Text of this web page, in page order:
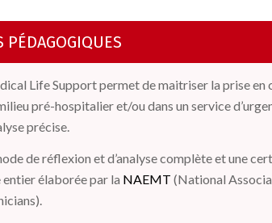
PÉDAGOGIQUES
Life Support permet de maitriser la prise en
pré-hospitalier et/ou dans un service
précise.
de réflexion et d’analyse complète et une
entier élaborée par la NAEMT (National